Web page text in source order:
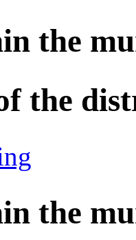
the
the
the